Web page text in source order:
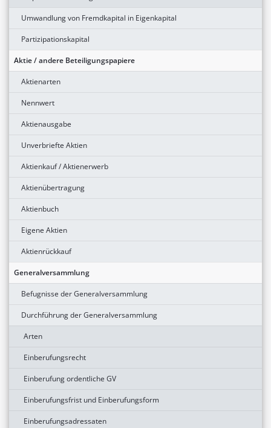
Umwandlung von Fremdkapital in Eigenkapital
Partizipationskapital
Aktie / andere Beteiligungspapiere
Aktienarten
Nennwert
Aktienausgabe
Unverbriefte Aktien
Aktienkauf / Aktienerwerb
Aktienübertragung
Aktienbuch
Eigene Aktien
Aktienrückkauf
Generalversammlung
Befugnisse der Generalversammlung
Durchführung der Generalversammlung
Arten
Einberufungsrecht
Einberufung ordentliche GV
Einberufungsfrist und Einberufungsform
Einberufungsadressaten